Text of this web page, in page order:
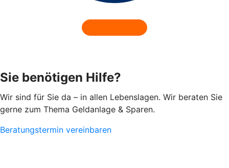
Sie benötigen Hilfe?
Wir sind für Sie da – in allen Lebenslagen. Wir beraten Sie
gerne zum Thema Geldanlage & Sparen.
Beratungstermin vereinbaren